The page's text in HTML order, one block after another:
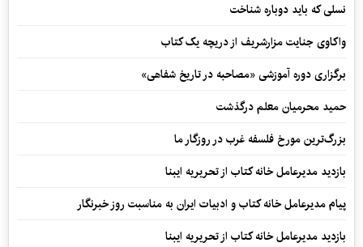
نسلی که باید دوباره شناخت
واکاوی جنایت مزارشریف از دریچه یک کتاب
برگزاری دوره آموزشی «مصاحبه در تاریخ شفاهی»
حمید محرمیان معلم درگذشت
بزرگ‌ترین مورخ فلسفه غرب در روزگار ما
بازدید مدیرعامل خانه کتاب از تحریریه ایبنا
پیام مدیرعامل خانه کتاب و ادبیات ایران به مناسبت روز خبرنگار
بازدید مدیرعامل خانه کتاب از تحریریه ایبنا